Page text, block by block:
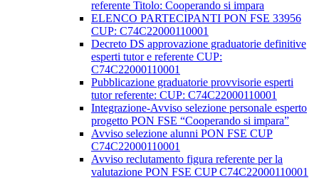
referente Titolo: Cooperando si impara
ELENCO PARTECIPANTI PON FSE 33956
CUP: C74C22000110001
Decreto DS approvazione graduatorie definitive
esperti tutor e referente CUP:
C74C22000110001
Pubblicazione graduatorie provvisorie esperti
tutor referente: CUP: C74C22000110001
Integrazione-Avviso selezione personale esperto
progetto PON FSE “Cooperando si impara”
Avviso selezione alunni PON FSE CUP
C74C22000110001
Avviso reclutamento figura referente per la
valutazione PON FSE CUP C74C22000110001